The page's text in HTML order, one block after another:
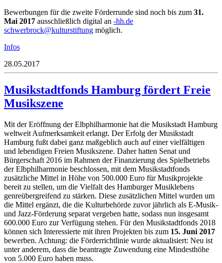
Bewerbungen für die zweite Förderrunde sind noch bis zum 31.
Mai 2017 ausschließlich digital an ed.hh
-
gnut
fitsr
utluk
@kcor
brewh
cs
möglich.
Infos
28.05.2017
Musikstadtfonds Hamburg fördert Freie
Musikszene
Mit der Eröffnung der Elbphilharmonie hat die Musikstadt Hamburg
weltweit Aufmerksamkeit erlangt. Der Erfolg der Musikstadt
Hamburg fußt dabei ganz maßgeblich auch auf einer vielfältigen
und lebendigen Freien Musikszene. Daher hatten Senat und
Bürgerschaft 2016 im Rahmen der Finanzierung des Spielbetriebs
der Elbphilharmonie beschlossen, mit dem Musikstadtfonds
zusätzliche Mittel in Höhe von 500.000 Euro für Musikprojekte
bereit zu stellen, um die Vielfalt des Hamburger Musiklebens
genreübergreifend zu stärken. Diese zusätzlichen Mittel wurden um
die Mittel ergänzt, die die Kulturbehörde zuvor jährlich als E-Musik-
und Jazz-Förderung separat vergeben hatte, sodass nun insgesamt
600.000 Euro zur Verfügung stehen. Für den Musikstadtfonds 2018
können sich Interessierte mit ihren Projekten bis zum 15. Juni 2017
bewerben. Achtung: die Förderrichtlinie wurde aktualisiert: Neu ist
unter anderem, dass die beantragte Zuwendung eine Mindesthöhe
von 5.000 Euro haben muss.